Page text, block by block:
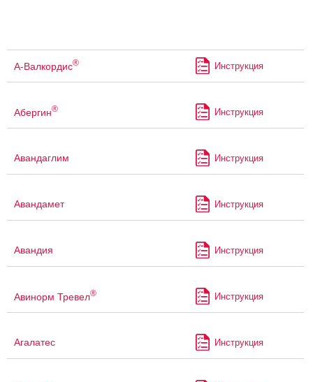
А-Валкордис® Инструкция
Абергин® Инструкция
Авандаглим Инструкция
Авандамет Инструкция
Авандия Инструкция
Авинорм Тревел® Инструкция
Агалатес Инструкция